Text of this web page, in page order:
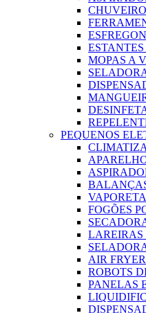
ESTANTES
MOPAS A
PEQUENOS
FOGÕES
LAREIRAS
AIR FRYER
ROBOTS
PANELAS